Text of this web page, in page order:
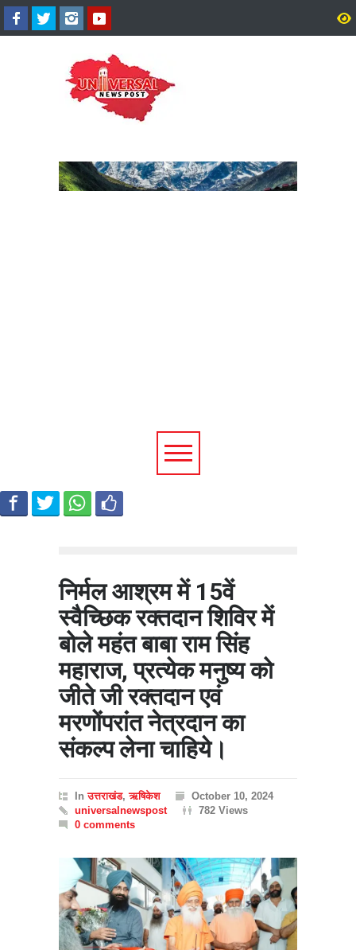
निर्मल आश्रम ऋषिकेश द्वारा नव वर्ष
अभिनंदन एवं अपने दो संस्थानों का
स्थापना दिवस उत्सव का आगाज गुरू
ग्रंथ साहिब जी के 51 अखंड पाठों
निर्मल आश्रम में 15वें
स्वैच्छिक रक्तदान शिविर में
बोले महंत बाबा राम सिंह
महाराज, प्रत्येक मनुष्य को
जीते जी रक्तदान एवं
मरणोंपरांत नेत्रदान का
संकल्प लेना चाहिये।
Inउत्तराखंड,ऋषिकेश
October 10, 2024
universalnewspost
782 Views
0 comments